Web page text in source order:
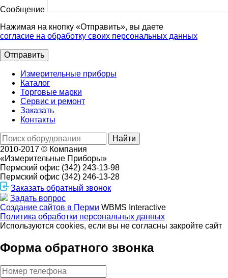
Сообщение
Нажимая на кнопку «Отправить», вы даете
согласие на обработку своих персональных данных
Измерительные приборы
Каталог
Торговые марки
Сервис и ремонт
Заказать
Контакты
Найти
2010-2017 © Компания
«Измерительные Приборы»
Пермский офис (342) 243-13-98
Пермский офис (342) 246-13-28
Заказать обратный звонок
Задать вопрос
Создание сайтов в Перми WBMS Interactive
Политика обработки персональных данных
Используются cookies, если вы не согласны закройте сайт
Форма обратного звонка